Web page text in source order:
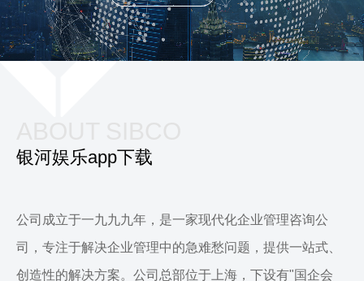
银河娱乐app下载
公司成立于一九九九年，是一家现代化企业管理咨询公
司，专注于解决企业管理中的急难愁问题，提供一站式、
创造性的解决方案。公司总部位于上海，下设有"国企会